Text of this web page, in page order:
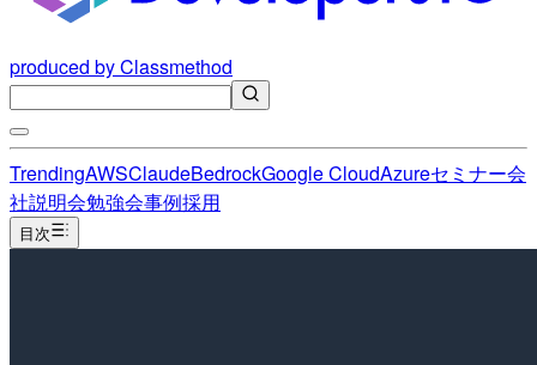
produced by Classmethod
TrendingAWSClaudeBedrockGoogle CloudAzureセミナー会
社説明会勉強会事例採用
目次